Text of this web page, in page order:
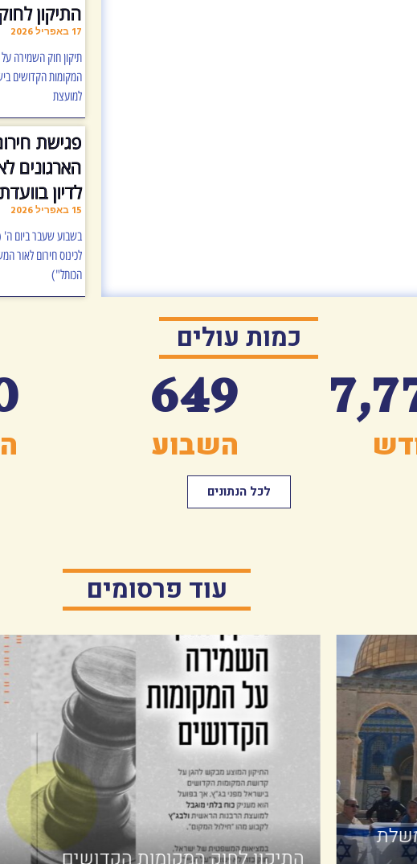
התיקון
17 באפריל 2026
תיקון חוק השמירה
המקומות הקדושים
למועצת
פגישת
הארגונים
לדיון
15 באפריל 2026
לכינוס חירום לאור
הכותל")
כמות עולים
649
השבוע
לכל הנתונים
עוד פרסומים